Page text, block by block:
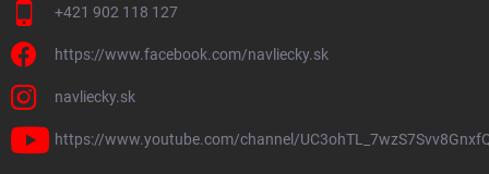
+421 902 118 127
https://www.facebook.com/navliecky.sk
navliecky.sk
https://www.youtube.com/channel/